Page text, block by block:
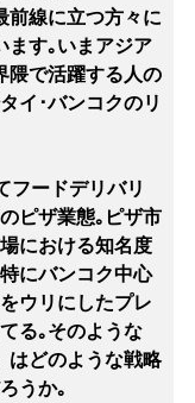
前線に立つ方々に
ます｡いまアジア
隈で活躍する人の
イ･バンコクのリ
フードデリバリ
ピザ業態｡ピザ市
における知名度
にバンコク中心
ウリにしたプレ
る｡そのような
はどのような戦略
うか｡